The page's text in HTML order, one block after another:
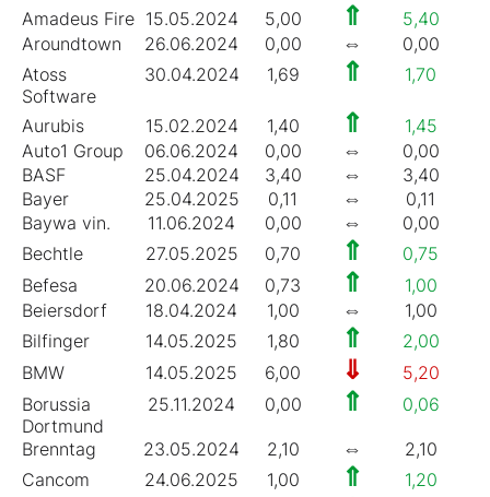
Amadeus Fire 15.05.2024 5,00 ⇑ 5,40
Aroundtown
26.06.2024 0,00 ⇔ 0,00
Atoss
Software
30.04.2024 1,69 ⇑ 1,70
Aurubis 15.02.2024 1,40 ⇑ 1,45
Auto1 Group
06.06.2024 0,00 ⇔ 0,00
BASF
25.04.2024 3,40 ⇔ 3,40
Bayer
25.04.2025 0,11 ⇔ 0,11
Baywa vin.
11.06.2024 0,00 ⇔ 0,00
Bechtle
27.05.2025 0,70 ⇑ 0,75
Befesa
20.06.2024 0,73 ⇑ 1,00
Beiersdorf
18.04.2024 1,00 ⇔ 1,00
Bilfinger
14.05.2025 1,80 ⇑ 2,00
BMW
14.05.2025 6,00 ⇓ 5,20
Borussia
Dortmund
25.11.2024 0,00 ⇑ 0,06
Brenntag 23.05.2024 2,10 ⇔ 2,10
Cancom
24.06.2025 1,00 ⇑ 1,20